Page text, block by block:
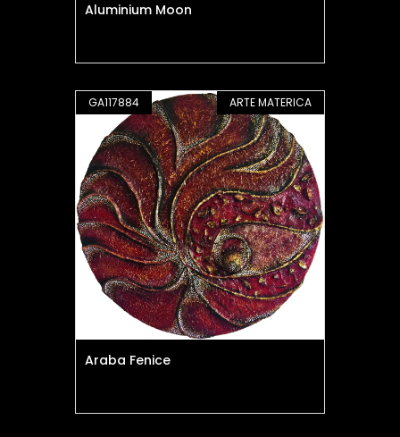
Aluminium Moon
GA117884 ARTE MATERICA
Araba Fenice